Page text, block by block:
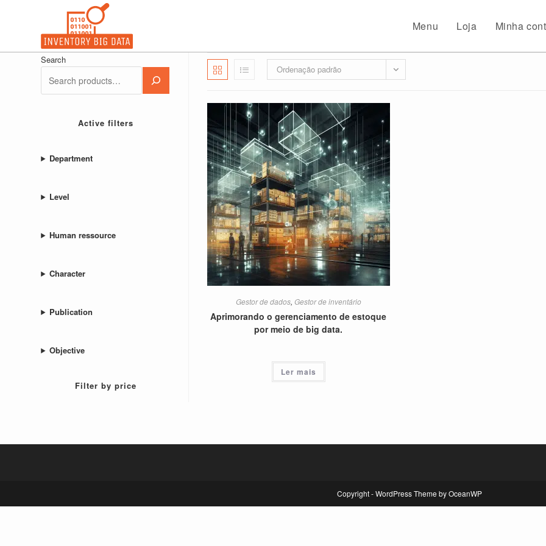
conteúdo
Menu Loja Minha
Ordenação padrão
Gestor de dados, Gestor de inventário
Aprimorando o gerenciamento de estoque
por meio de big data.
Ler mais
Search
Active filters
Department
Level
Human ressource
Character
Publication
Objective
Filter by price
Copyright - WordPress Theme by OceanWP